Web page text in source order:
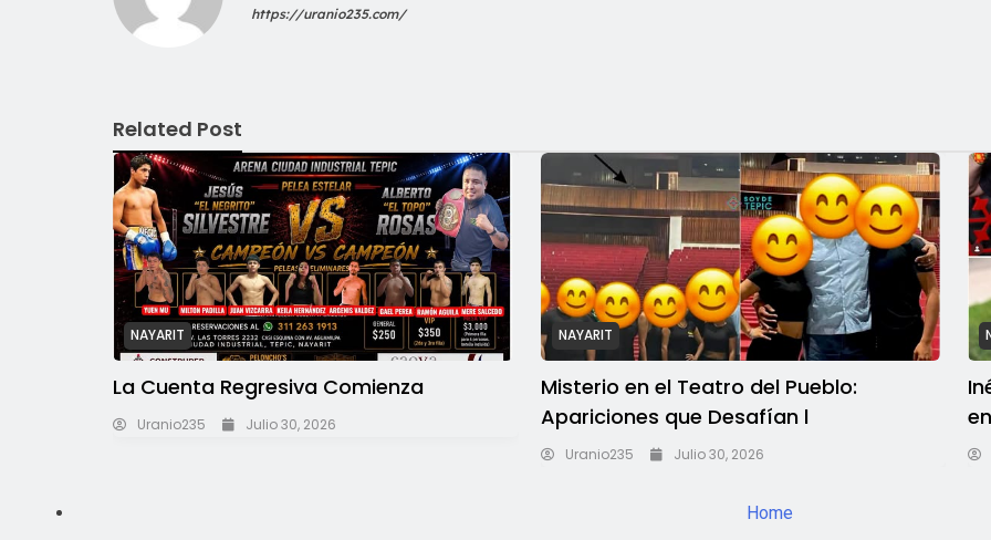
https://uranio235.com/
Related Post
NAYARIT
La Cuenta Regresiva Comienza
Uranio235 Julio 30, 2026
NAYARIT
Misterio en el Teatro del Pueblo:
Apariciones que Desafían l
Uranio235 Julio 30, 2026
Home